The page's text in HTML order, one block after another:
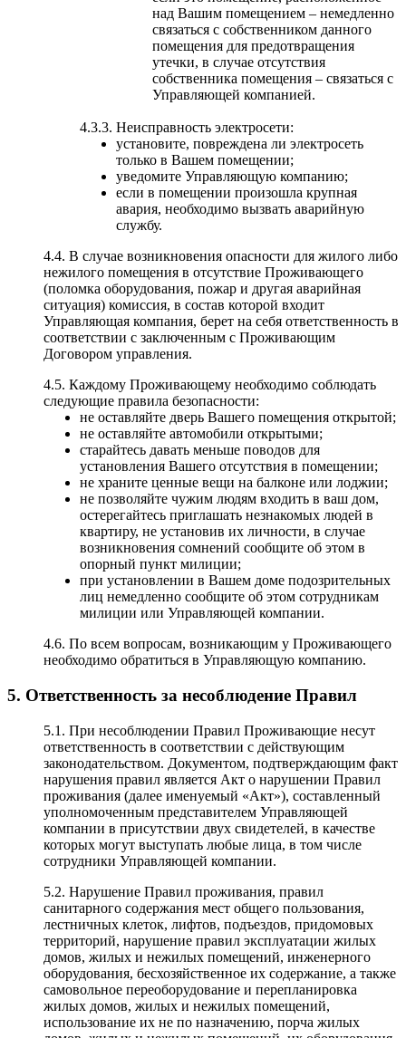
над Вашим помещением – немедленно
связаться с собственником данного
помещения для предотвращения
утечки, в случае отсутствия
собственника помещения – связаться с
Управляющей компанией.
4.3.3. Неисправность электросети:
установите, повреждена ли электросеть
только в Вашем помещении;
уведомите Управляющую компанию;
если в помещении произошла крупная
авария, необходимо вызвать аварийную
службу.
4.4. В случае возникновения опасности для жилого либо
нежилого помещения в отсутствие Проживающего
(поломка оборудования, пожар и другая аварийная
ситуация) комиссия, в состав которой входит
Управляющая компания, берет на себя ответственность в
соответствии с заключенным с Проживающим
Договором управления.
4.5. Каждому Проживающему необходимо соблюдать
следующие правила безопасности:
не оставляйте дверь Вашего помещения открытой;
не оставляйте автомобили открытыми;
старайтесь давать меньше поводов для
установления Вашего отсутствия в помещении;
не храните ценные вещи на балконе или лоджии;
не позволяйте чужим людям входить в ваш дом,
остерегайтесь приглашать незнакомых людей в
квартиру, не установив их личности, в случае
возникновения сомнений сообщите об этом в
опорный пункт милиции;
при установлении в Вашем доме подозрительных
лиц немедленно сообщите об этом сотрудникам
милиции или Управляющей компании.
4.6. По всем вопросам, возникающим у Проживающего
необходимо обратиться в Управляющую компанию.
5. Ответственность за несоблюдение Правил
5.1. При несоблюдении Правил Проживающие несут
ответственность в соответствии с действующим
законодательством. Документом, подтверждающим факт
нарушения правил является Акт о нарушении Правил
проживания (далее именуемый «Акт»), составленный
уполномоченным представителем Управляющей
компании в присутствии двух свидетелей, в качестве
которых могут выступать любые лица, в том числе
сотрудники Управляющей компании.
5.2. Нарушение Правил проживания, правил
санитарного содержания мест общего пользования,
лестничных клеток, лифтов, подъездов, придомовых
территорий, нарушение правил эксплуатации жилых
домов, жилых и нежилых помещений, инженерного
оборудования, бесхозяйственное их содержание, а также
самовольное переоборудование и перепланировка
жилых домов, жилых и нежилых помещений,
использование их не по назначению, порча жилых